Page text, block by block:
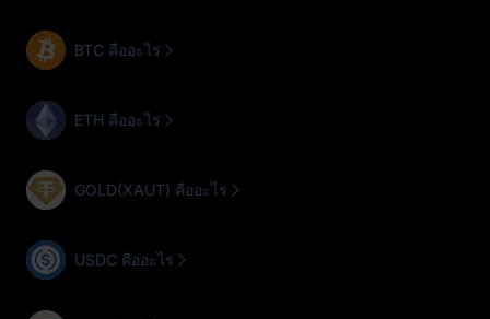
BTC คืออะไร
ETH คืออะไร
GOLD(XAUT) คืออะไร
USDC คืออะไร